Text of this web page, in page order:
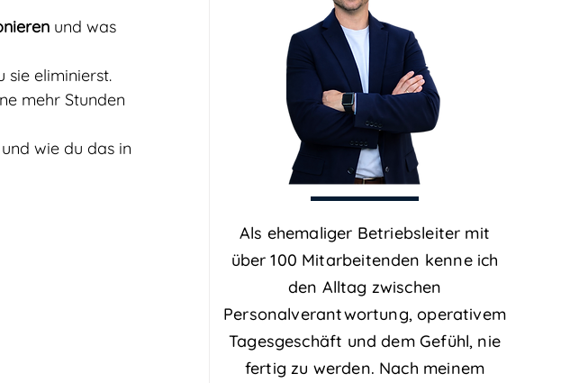
und was
sie eliminierst.
mehr Stunden
und wie du das in
Als ehemaliger Betriebsleiter mit
über 100 Mitarbeitenden kenne ich
den Alltag zwischen
Personalverantwortung, operativem
Tagesgeschäft und dem Gefühl, nie
fertig zu werden. Nach meinem